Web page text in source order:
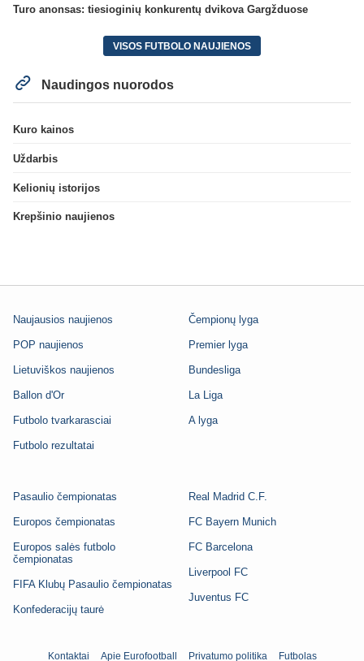
Turo anonsas: tiesioginių konkurentų dvikova Gargžduose
VISOS FUTBOLO NAUJIENOS
Naudingos nuorodos
Kuro kainos
Uždarbis
Kelionių istorijos
Krepšinio naujienos
Naujausios naujienos
POP naujienos
Lietuviškos naujienos
Ballon d'Or
Futbolo tvarkarasciai
Futbolo rezultatai
Čempionų lyga
Premier lyga
Bundesliga
La Liga
A lyga
Pasaulio čempionatas
Europos čempionatas
Europos salės futbolo
čempionatas
FIFA Klubų Pasaulio čempionatas
Konfederacijų taurė
Real Madrid C.F.
FC Bayern Munich
FC Barcelona
Liverpool FC
Juventus FC
Kontaktai Apie Eurofootball Privatumo politika Futbolas